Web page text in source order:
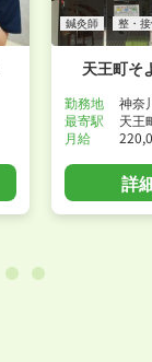
鍼灸師 整・
天王町そ
勤務地
神奈
最寄駅
天王
月給
詳